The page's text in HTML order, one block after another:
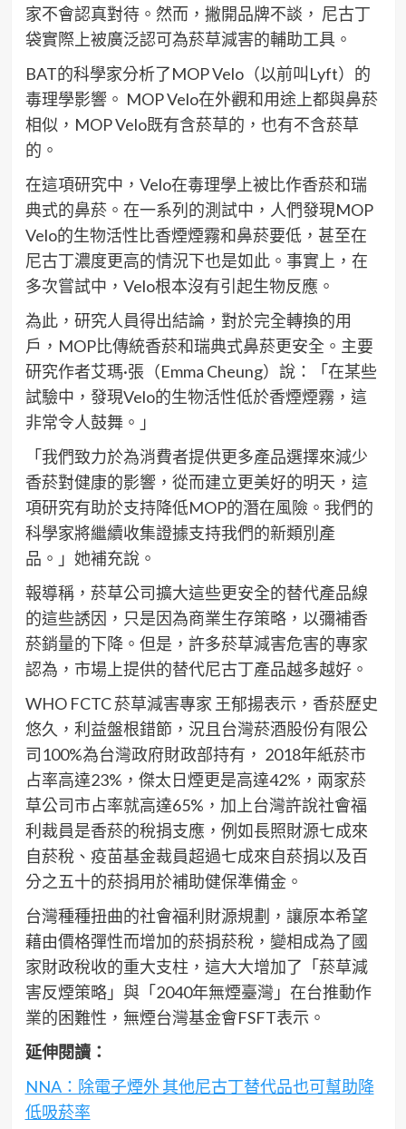
家不會認真對待。然而，撇開品牌不談， 尼古丁
袋實際上被廣泛認可為菸草減害的輔助工具。
BAT的科學家分析了MOP Velo（以前叫Lyft）的
毒理學影響。 MOP Velo在外觀和用途上都與鼻菸
相似，MOP Velo既有含菸草的，也有不含菸草
的。
在這項研究中，Velo在毒理學上被比作香菸和瑞
典式的鼻菸。在一系列的測試中，人們發現MOP
Velo的生物活性比香煙煙霧和鼻菸要低，甚至在
尼古丁濃度更高的情況下也是如此。事實上，在
多次嘗試中，Velo根本沒有引起生物反應。
為此，研究人員得出結論，對於完全轉換的用
戶，MOP比傳統香菸和瑞典式鼻菸更安全。主要
研究作者艾瑪·張（Emma Cheung）說：「在某些
試驗中，發現Velo的生物活性低於香煙煙霧，這
非常令人鼓舞。」
「我們致力於為消費者提供更多產品選擇來減少
香菸對健康的影響，從而建立更美好的明天，這
項研究有助於支持降低MOP的潛在風險。我們的
科學家將繼續收集證據支持我們的新類別產
品。」她補充說。
報導稱，菸草公司擴大這些更安全的替代產品線
的這些誘因，只是因為商業生存策略，以彌補香
菸銷量的下降。但是，許多菸草減害危害的專家
認為，市場上提供的替代尼古丁產品越多越好。
WHO FCTC 菸草減害專家 王郁揚表示，香菸歷史
悠久，利益盤根錯節，況且台灣菸酒股份有限公
司100%為台灣政府財政部持有， 2018年紙菸市
占率高達23%，傑太日煙更是高達42%，兩家菸
草公司市占率就高達65%，加上台灣許說社會福
利裁員是香菸的稅捐支應，例如長照財源七成來
自菸稅、疫苗基金裁員超過七成來自菸捐以及百
分之五十的菸捐用於補助健保準備金。
台灣種種扭曲的社會福利財源規劃，讓原本希望
藉由價格彈性而增加的菸捐菸稅，變相成為了國
家財政稅收的重大支柱，這大大增加了「菸草減
害反煙策略」與「2040年無煙臺灣」在台推動作
業的困難性，無煙台灣基金會FSFT表示。
延伸閱讀：
NNA：除電子煙外 其他尼古丁替代品也可幫助降
低吸菸率